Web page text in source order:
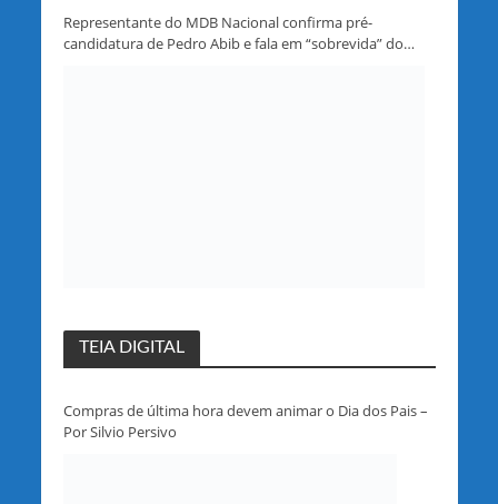
Representante do MDB Nacional confirma pré-
candidatura de Pedro Abib e fala em “sobrevida” do
TEIA DIGITAL
Compras de última hora devem animar o Dia dos Pais –
Por Silvio Persivo